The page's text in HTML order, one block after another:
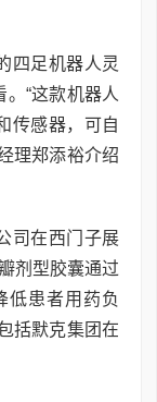
四足机器人灵
“这款机器人
传感器，可自
理郑添裕介绍
司在西门子展
剂型胶囊通过
低患者用药负
括默克集团在